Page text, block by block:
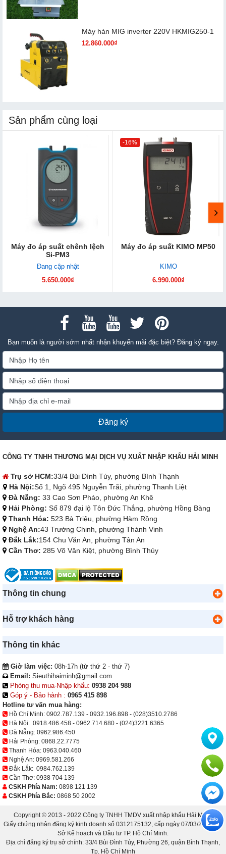
Máy hàn MIG inverter 220V HKMIG250-1
12.860.000₫
Sản phẩm cùng loại
Máy đo áp suất chênh lệch
Si-PM3
Đang cập nhật
5.650.000₫
-16%
Máy đo áp suất KIMO MP50
KIMO
6.990.000₫
Bạn muốn là người sớm nhất nhận khuyến mãi đặc biệt? Đăng ký ngay.
Đăng ký
CÔNG TY TNHH THƯƠNG MẠI DỊCH VỤ XUẤT NHẬP KHẨU HẢI MINH
Trụ sở HCM:33/4 Bùi Đình Túy, phường Bình Thạnh
Hà Nội:Số 1, Ngõ 495 Nguyễn Trãi, phường Thanh Liệt
Đà Nẵng: 33 Cao Sơn Pháo, phường An Khê
Hải Phòng: Số 879 đại lộ Tôn Đức Thắng, phường Hồng Bàng
Thanh Hóa: 523 Bà Triệu, phường Hàm Rồng
Nghệ An:43 Trường Chinh, phường Thành Vinh
Đắk Lắk:154 Chu Văn An, phường Tân An
Cần Thơ: 285 Võ Văn Kiệt, phường Bình Thủy
Thông tin chung
Hỗ trợ khách hàng
Thông tin khác
Giờ làm việc: 08h-17h (từ thứ 2 - thứ 7)
Email: Sieuthihaiminh@gmail.com
Phòng thu mua-Nhập khẩu: 0938 204 988
Góp ý - Bảo hành : 0965 415 898
Hotline tư vấn mua hàng:
Hồ Chí Minh: 0902.787.139 - 0932.196.898 - (028)3510.2786
Hà Nội: 0918.486.458 - 0962.714.680 - (024)3221.6365
Đà Nẵng: 0962.986.450
Hải Phòng: 0868.22.7775
Thanh Hóa: 0963.040.460
Nghệ An: 0969.581.266
Đắk Lắk: 0984.762.139
Cần Thơ: 0938 704 139
CSKH Phía Nam: 0898 121 139
CSKH Phía Bắc: 0868 50 2002
Copyright © 2013 - 2022 Công ty TNHH TMDV xuất nhập khẩu Hải Minh.
Giấy chứng nhận đăng ký kinh doanh số 0312175132, cấp ngày 07/03/2013 bởi
Sở Kế hoạch và Đầu tư TP. Hồ Chí Minh.
Địa chỉ đăng ký trụ sở chính: 33/4 Bùi Đình Túy, Phường 26, quận Bình Thạnh,
Tp. Hồ Chí Minh